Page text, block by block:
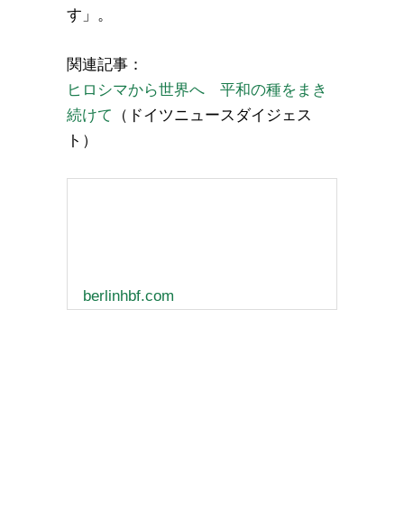
す」。
関連記事：
ヒロシマから世界へ 平和の種をまき
続けて
（ドイツニュースダイジェス
ト）
berlinhbf.com